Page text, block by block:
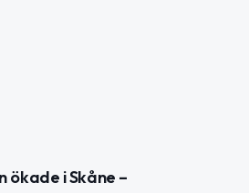
ökade i Skåne –